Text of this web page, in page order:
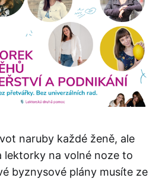
naruby každé ženě, ale
lektorky na volné noze to
byznysové plány musíte ze